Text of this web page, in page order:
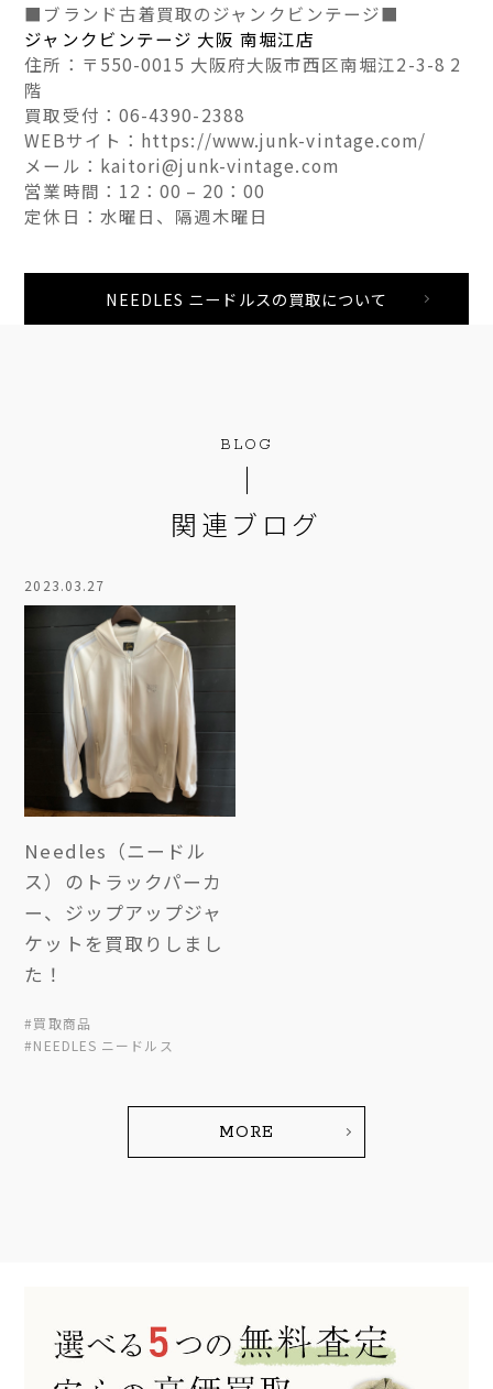
■ブランド古着買取のジャンクビンテージ■
ジャンクビンテージ 大阪 南堀江店
住所：〒550-0015 大阪府大阪市西区南堀江2-3-8 2
階
買取受付：06-4390-2388
WEBサイト：https://www.junk-vintage.com/
メール：kaitori@junk-vintage.com
営業時間：12：00 – 20：00
定休日：水曜日、隔週木曜日
NEEDLES ニードルスの買取について
BLOG
関連ブログ
2023.03.27
Needles（ニードル
ス）のトラックパーカ
ー、ジップアップジャ
ケットを買取りしまし
た！
#買取商品
#NEEDLES ニードルス
MORE